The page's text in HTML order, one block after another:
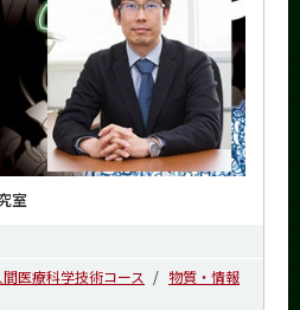
室
間医療科学技術コース
物質・情報